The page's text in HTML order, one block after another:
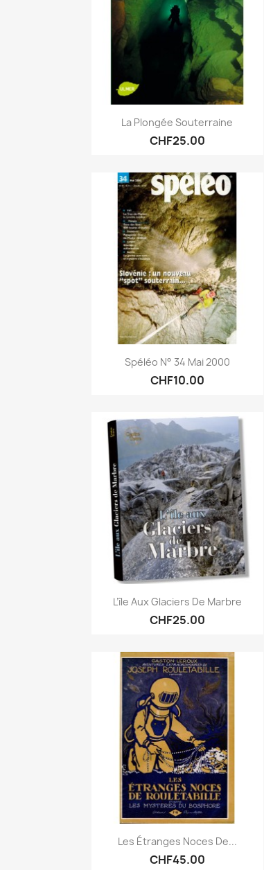
Quick view
La Plongée Souterraine
CHF25.00
Quick view
Spéléo N° 34 Mai 2000
CHF10.00
Quick view
L’île Aux Glaciers De Marbre
CHF25.00
Quick view
Les Étranges Noces De...
CHF45.00